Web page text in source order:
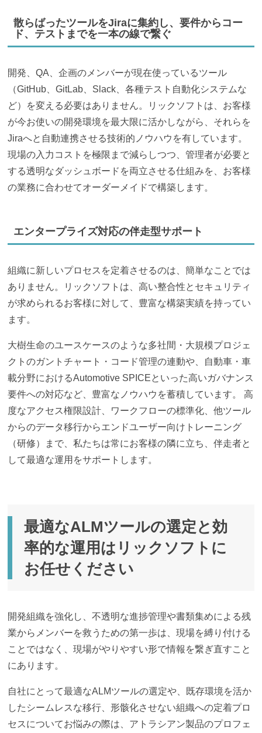
散らばったツールをJiraに集約し、要件からコー
ド、テストまでを一本の線で繋ぐ
開発、QA、企画のメンバーが現在使っているツール
（GitHub、GitLab、Slack、各種テスト自動化システムな
ど）を変える必要はありません。リックソフトは、お客様
が今お使いの開発環境を最大限に活かしながら、それらを
Jiraへと自動連携させる技術的ノウハウを有しています。
現場の入力コストを極限まで減らしつつ、管理者が必要と
する透明なダッシュボードを両立させる仕組みを、お客様
の業務に合わせてオーダーメイドで構築します。
エンタープライズ対応の伴走型サポート
組織に新しいプロセスを定着させるのは、簡単なことでは
ありません。リックソフトは、高い整合性とセキュリティ
が求められるお客様に対して、豊富な構築実績を持ってい
ます。
大樹生命のユースケースのような多社間・大規模プロジェ
クトのガントチャート・コード管理の連動や、自動車・車
載分野におけるAutomotive SPICEといった高いガバナンス
要件への対応など、豊富なノウハウを蓄積しています。 高
度なアクセス権限設計、ワークフローの標準化、他ツール
からのデータ移行からエンドユーザー向けトレーニング
（研修）まで、私たちは常にお客様の隣に立ち、伴走者と
して最適な運用をサポートします。
最適なALMツールの選定と効
率的な運用はリックソフトに
お任せください
開発組織を強化し、不透明な進捗管理や書類集めによる残
業からメンバーを救うための第一歩は、現場を縛り付ける
ことではなく、現場がやりやすい形で情報を繋ぎ直すこと
にあります。
自社にとって最適なALMツールの選定や、既存環境を活か
したシームレスな移行、形骸化させない組織への定着プロ
セスについてお悩みの際は、アトラシアン製品のプロフェ